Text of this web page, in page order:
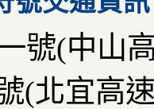
號(中山
(北宜高